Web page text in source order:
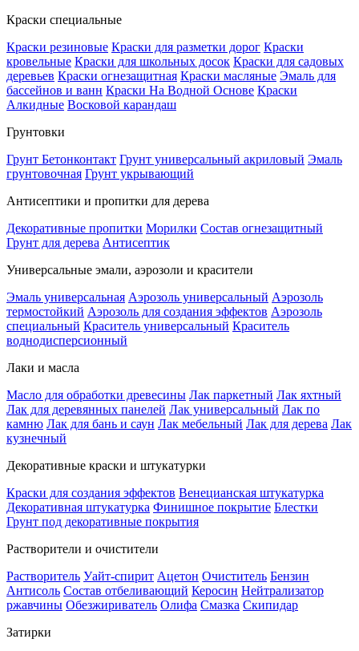
Краски специальные
Краски резиновые Краски для разметки дорог Краски
кровельные Краски для школьных досок Краски для садовых
деревьев Краски огнезащитная Краски масляные Эмаль для
бассейнов и ванн Краски На Водной Основе Краски
Алкидные Восковой карандаш
Грунтовки
Грунт Бетонконтакт Грунт универсальный акриловый Эмаль
грунтовочная Грунт укрывающий
Антисептики и пропитки для дерева
Декоративные пропитки Морилки Состав огнезащитный
Грунт для дерева Антисептик
Универсальные эмали, аэрозоли и красители
Эмаль универсальная Аэрозоль универсальный Аэрозоль
термостойкий Аэрозоль для создания эффектов Аэрозоль
специальный Краситель универсальный Краситель
воднодисперсионный
Лаки и масла
Масло для обработки древесины Лак паркетный Лак яхтный
Лак для деревянных панелей Лак универсальный Лак по
камню Лак для бань и саун Лак мебельный Лак для дерева Лак
кузнечный
Декоративные краски и штукатурки
Краски для создания эффектов Венецианская штукатурка
Декоративная штукатурка Финишное покрытие Блестки
Грунт под декоративные покрытия
Растворители и очистители
Растворитель Уайт-спирит Ацетон Очиститель Бензин
Антисоль Состав отбеливающий Керосин Нейтрализатор
ржавчины Обезжириватель Олифа Смазка Скипидар
Затирки